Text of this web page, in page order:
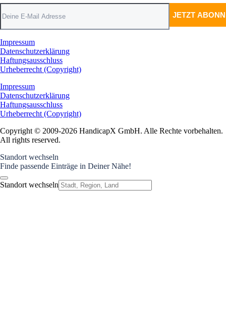
Impressum
Datenschutzerklärung
Haftungsausschluss
Urheberrecht (Copyright)
Impressum
Datenschutzerklärung
Haftungsausschluss
Urheberrecht (Copyright)
Copyright © 2009-2026 HandicapX GmbH. Alle Rechte vorbehalten.
All rights reserved.
Standort wechseln
Finde passende Einträge in Deiner Nähe!
Standort wechseln